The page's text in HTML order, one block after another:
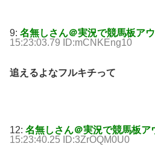
9: 名無しさん＠実況で競馬板アウ
15:23:03.79 ID:mCNKEng10
追えるよなフルキチって
12: 名無しさん＠実況で競馬板ア
15:23:40.25 ID:3ZrOQM0U0